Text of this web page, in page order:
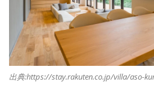
出典:https://stay.rakuten.co.jp/villa/aso-